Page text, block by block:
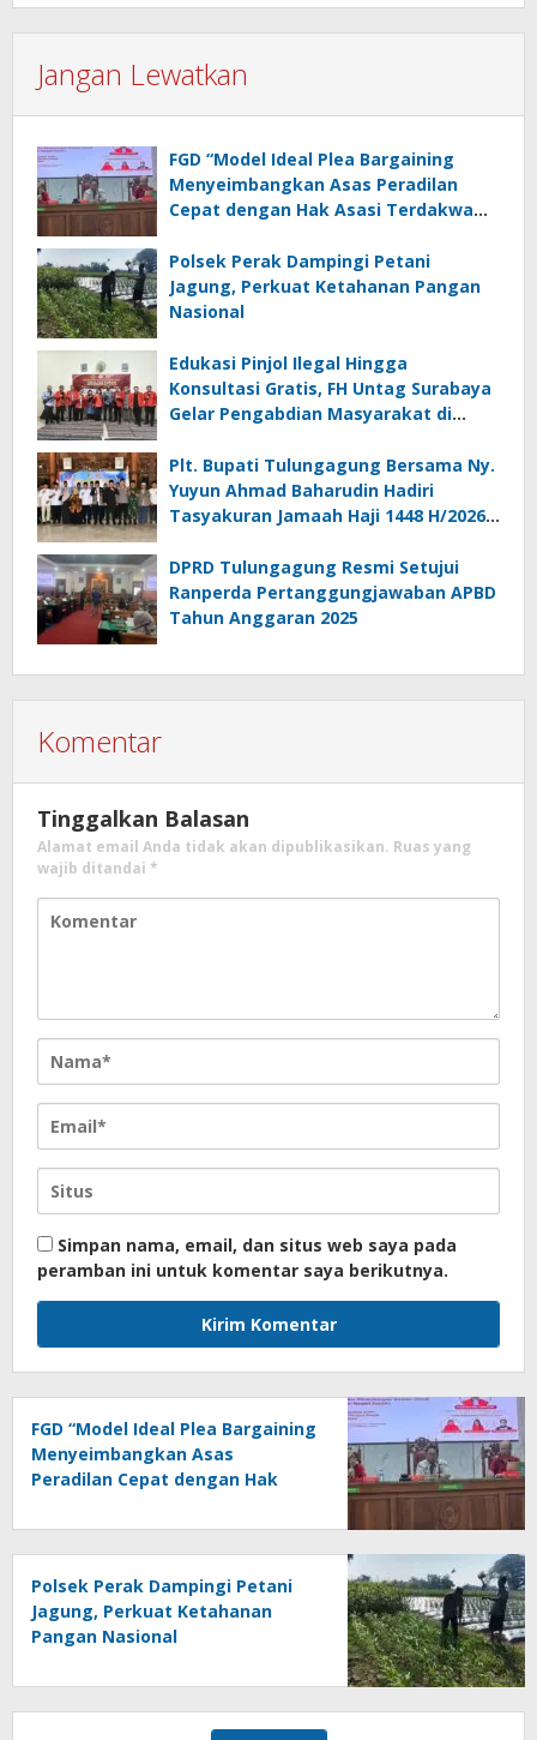
Jangan Lewatkan
FGD “Model Ideal Plea Bargaining
Menyeimbangkan Asas Peradilan
Cepat dengan Hak Asasi Terdakwa
Polsek Perak Dampingi Petani
Jagung, Perkuat Ketahanan Pangan
Nasional
Edukasi Pinjol Ilegal Hingga
Konsultasi Gratis, FH Untag Surabaya
Gelar Pengabdian Masyarakat di
Plt. Bupati Tulungagung Bersama Ny.
Yuyun Ahmad Baharudin Hadiri
Tasyakuran Jamaah Haji 1448 H/2026
DPRD Tulungagung Resmi Setujui
Ranperda Pertanggungjawaban APBD
Tahun Anggaran 2025
Komentar
Tinggalkan Balasan
Alamat email Anda tidak akan dipublikasikan. Ruas yang
wajib ditandai *
Simpan nama, email, dan situs web saya pada
peramban ini untuk komentar saya berikutnya.
FGD “Model Ideal Plea Bargaining
Menyeimbangkan Asas
Peradilan Cepat dengan Hak
Perlindungan Korban”
Polsek Perak Dampingi Petani
Jagung, Perkuat Ketahanan
Pangan Nasional